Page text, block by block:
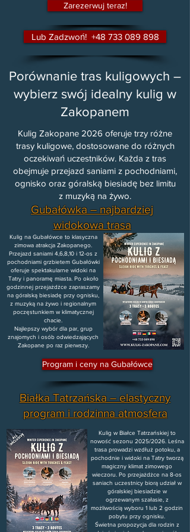
Zarezerwuj teraz!
Lub Zadzwoń! +48 733 089 898
Porównanie tras kuligowych –
wybierz swój idealny kulig w
Zakopanem
Kulig Zakopane 2026 oferuje trzy różne
trasy kuligowe, dostosowane do różnych
oczekiwań uczestników. Każda z tras
obejmuje przejazd saniami z pochodniami,
ognisko oraz góralską biesiadę bez limitu
z muzyką na żywo.
Gubałówka – najbardziej
widokowa trasa
Kulig na Gubałówce to klasyczna
zimowa atrakcja Zakopanego.
Przejazd saniami 4,6,8,10 i 12-os z
pochodniami grzbietem Gubałówki
oferuje spektakularne widoki na
Tatry i panoramę miasta. Po około
godzinnej przejażdżce zapraszamy
na góralską biesiadę przy ognisku,
z muzyką na żywo i regionalnym
poczęstunkiem w klimatycznej
chacie.
Najlepszy wybór dla par, grup
znajomych i osób odwiedzających
Zakopane po raz pierwszy.
Program i ceny na Gubałówce
Białka Tatrzańska – elastyczny
program i rodzinna atmosfera
Kulig w Białce Tatrzańskiej to
nowość sezonu 2025/2026. Leśna
trasa prowadzi wzdłuż potoku, a
pochodnie i widoki na Tatry tworzą
magiczny klimat zimowego
wieczoru. Po przejażdżce na 8-os
saniach uczestnicy biorą udział w
góralskiej biesiadzie w
ogrzewanym szałasie, z
możliwością wyboru 1 lub 2 godzin
pobytu przy ognisku.
Świetna propozycja dla rodzin z